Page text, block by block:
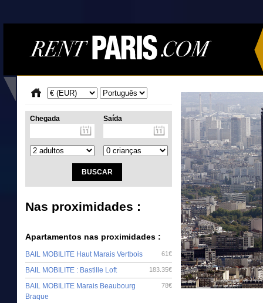
Chegada Saída
Nas proximidades :
Apartamentos nas proximidades :
61€
BAIL MOBILITE Haut Marais Vertbois
183.35€
BAIL MOBILITE : Bastille Loft
78€
BAIL MOBILITE Marais Beaubourg
Braque